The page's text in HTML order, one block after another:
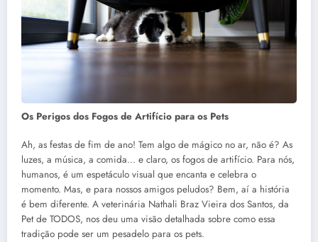
Os Perigos dos Fogos de Artifício para os Pets
Ah, as festas de fim de ano! Tem algo de mágico no ar, não é? As
luzes, a música, a comida… e claro, os fogos de artifício. Para nós,
humanos, é um espetáculo visual que encanta e celebra o
momento. Mas, e para nossos amigos peludos? Bem, aí a história
é bem diferente. A veterinária Nathali Braz Vieira dos Santos, da
Pet de TODOS, nos deu uma visão detalhada sobre como essa
tradição pode ser um pesadelo para os pets.